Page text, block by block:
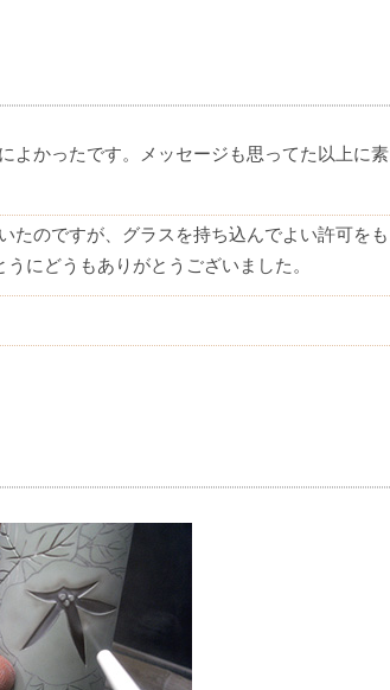
よかったです。メッセージも思ってた以上に素
たのですが、グラスを持ち込んでよい許可をも
にどうもありがとうございました。